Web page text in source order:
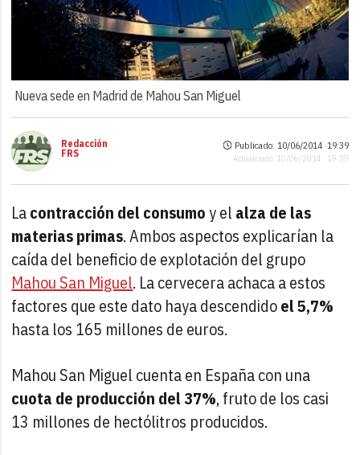
Nueva sede en Madrid de Mahou San Miguel
Redacción
FRS
Publicado: 10/06/2014 ·19:39
Actualizado: 10/06/2014 · 19:39
Lacontracción del consumoy el alza de las
materias primas. Ambos aspectos explicarían la
caída del beneficio de explotación del grupo
Mahou San Miguel. La cervecera achaca a estos
factores que este dato haya descendidoel 5,7%
hasta los 165 millones de euros.
Mahou San Miguel cuenta en España con una
cuota de producción del 37%, fruto de los casi
13 millones de hectólitros producidos.